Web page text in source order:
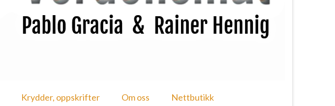
Krydder, oppskrifter Om oss Nettbutikk